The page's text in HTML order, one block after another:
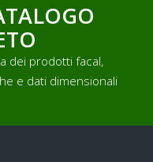
dei prodotti facal,
e dati dimensionali